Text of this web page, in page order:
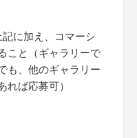
に加え、コマーシ
こと（ギャラリーで
も、他のギャラリー
れば応募可）